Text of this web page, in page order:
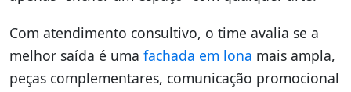
Com atendimento consultivo, o time avalia se a
melhor saída é uma fachada em lona mais ampla,
peças complementares, comunicação promocional